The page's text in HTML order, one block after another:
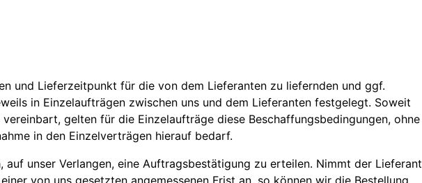
und Lieferzeitpunkt für die von dem Lieferanten zu liefernden und ggf.
in Einzelaufträgen zwischen uns und dem Lieferanten festgelegt. Soweit
gelten für die Einzelaufträge diese Beschaffungsbedingungen, ohne
in den Einzelverträgen hierauf bedarf.
unser Verlangen, eine Auftragsbestätigung zu erteilen. Nimmt der Lieferant
von uns gesetzten angemessenen Frist an, so können wir die Bestellung